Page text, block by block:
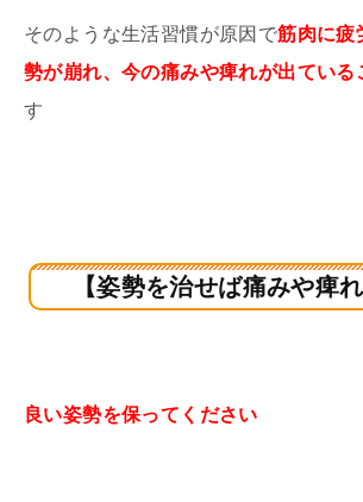
そのような生活習慣が原因で筋肉に疲
勢が崩れ、今の痛みや痺れが出ている
す
【姿勢を治せば痛みや痺
良い姿勢を保ってください